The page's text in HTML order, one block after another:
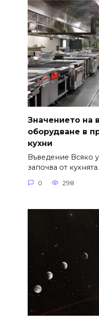
Значението на
оборудване в
кухни
Въведение Всяко
започва от кухнята.
0 298